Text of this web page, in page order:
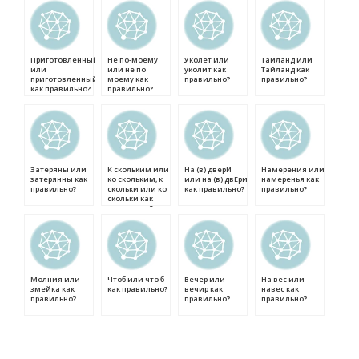
Приготовленный
или
приготовленный
как правильно?
Не по-моему
или не по
моему как
правильно?
Уколет или
уколит как
правильно?
Таиланд или
Тайланд как
правильно?
Затеряны или
затерянны как
правильно?
К скольким или
ко скольким, к
скольки или ко
скольки как
правильно?
На (в) дверИ
или на (в) двЕри
как правильно?
Намерения или
намеренья как
правильно?
Молния или
змейка как
правильно?
Чтоб или что б
как правильно?
Вечер или
вечир как
правильно?
На вес или
навес как
правильно?